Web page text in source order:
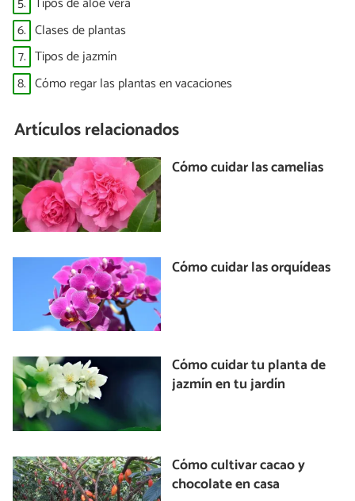
6. Clases de plantas
7. Tipos de jazmín
8. Cómo regar las plantas en vacaciones
Artículos relacionados
Cómo cuidar las camelias
Cómo cuidar las orquídeas
Cómo cuidar tu planta de
jazmín en tu jardín
Cómo cultivar cacao y
chocolate en casa